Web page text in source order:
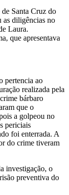
Santa Cruz do
as diligências no
Laura.
que apresentava
pertencia ao
realizada pela
bárbaro
que o
a golpeou no
periciais
foi enterrada. A
do crime tiveram
investigação, o
preventiva do